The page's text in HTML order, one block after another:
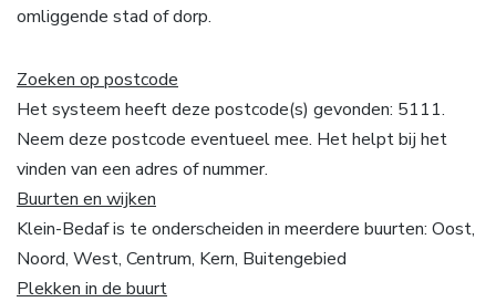
omliggende stad of dorp.
Zoeken op postcode
Het systeem heeft deze postcode(s) gevonden: 5111.
Neem deze postcode eventueel mee. Het helpt bij het
vinden van een adres of nummer.
Buurten en wijken
Klein-Bedaf is te onderscheiden in meerdere buurten: Oost,
Noord, West, Centrum, Kern, Buitengebied
Plekken in de buurt